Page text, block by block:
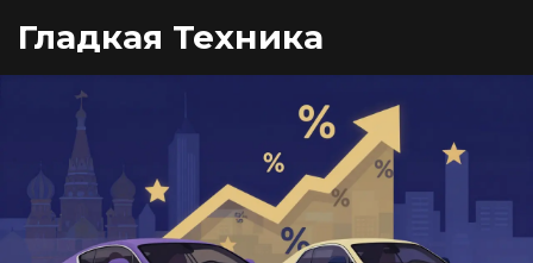
Гладкая Техника